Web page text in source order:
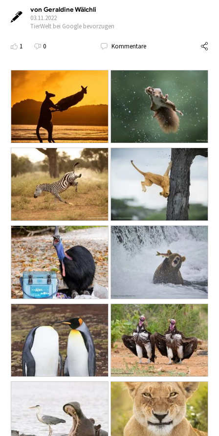
von Geraldine Wälchli
03.11.2022
TierWelt bei Google bevorzugen
1 0 Kommentare